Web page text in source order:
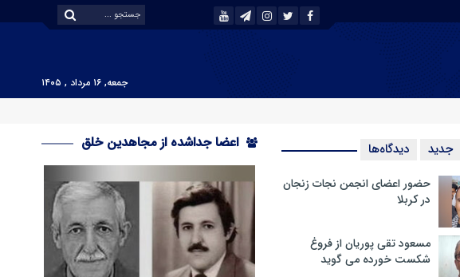
جمعه, ۱۶ مرداد , ۱۴۰۵
جدید دیدگاه‌ها
حضور اعضای انجمن نجات زنجان
در کربلا
مسعود تقی پوریان از فروغ
شکست خورده می گوید
اعضا جداشده از مجاهدین خلق